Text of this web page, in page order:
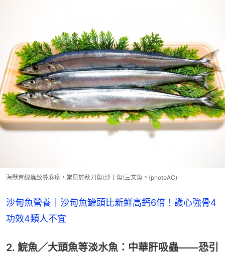
海獸胃線蟲致蕁麻疹，常見於秋刀魚\沙丁魚\三文魚。(photoAC)
沙甸魚營養｜沙甸魚罐頭比新鮮高鈣6倍！護心強骨4
功效4類人不宜
2. 鯇魚／大頭魚等淡水魚：中華肝吸蟲——恐引